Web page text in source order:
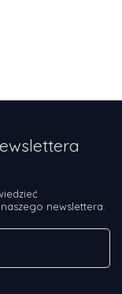
newslettera.